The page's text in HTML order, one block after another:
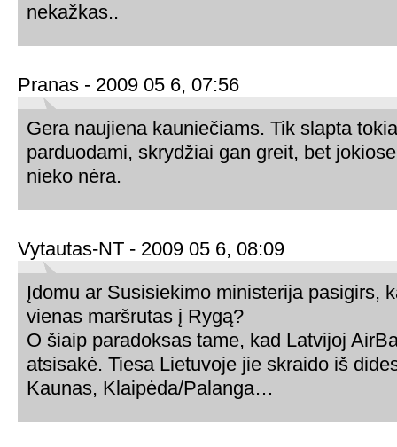
nekažkas..
Pranas - 2009 05 6, 07:56
Gera naujiena kauniečiams. Tik slapta
parduodami, skrydžiai gan greit, bet
nieko nėra.
Vytautas-NT - 2009 05 6, 08:09
Įdomu ar Susisiekimo ministerija pasigirs,
vienas maršrutas į Rygą?
O šiaip paradoksas tame, kad Latvijoj
atsisakė. Tiesa Lietuvoje jie skraido iš
Kaunas, Klaipėda/Palanga…